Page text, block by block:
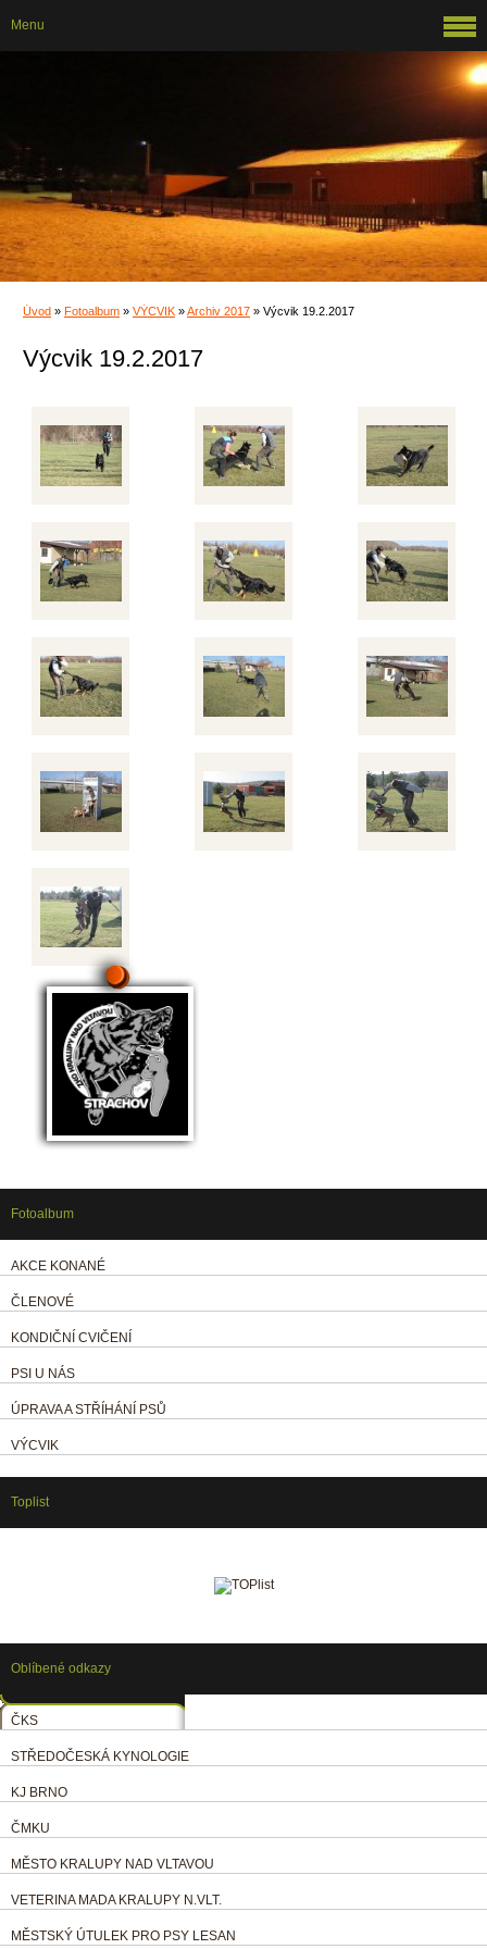
Úvod » Fotoalbum » VÝCVIK »Archiv 2017 » Výcvik 19.2.2017
Výcvik 19.2.2017
Menu
Fotoalbum
AKCE KONANÉ
ČLENOVÉ
KONDIČNÍ CVIČENÍ
PSI U NÁS
ÚPRAVA A STŘÍHÁNÍ PSŮ
VÝCVIK
Toplist
Oblíbené odkazy
ČKS
STŘEDOČESKÁ KYNOLOGIE
KJ BRNO
ČMKU
MĚSTO KRALUPY NAD VLTAVOU
VETERINA MADA KRALUPY N.VLT.
MĚSTSKÝ ÚTULEK PRO PSY LESAN